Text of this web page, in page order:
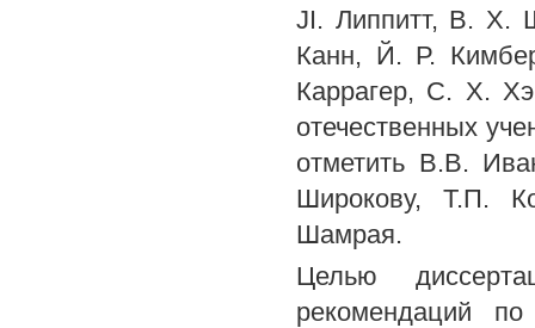
JI. Липпитт, В. X.
Канн, Й. Р.
Каррагер, С. X.
отечественных
отметить В.В.
Широкову, Т.П.
Шамрая.
Целью
рекомендаций по